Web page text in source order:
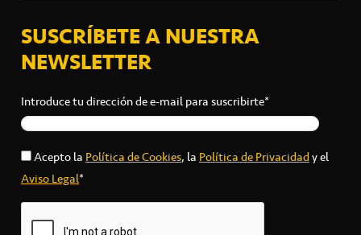
SUSCRÍBETE A NUESTRA
NEWSLETTER
Introduce tu dirección de e-mail para suscribirte*
Acepto laPolítica de Cookies, laPolítica de Privacidady el
Aviso Legal*